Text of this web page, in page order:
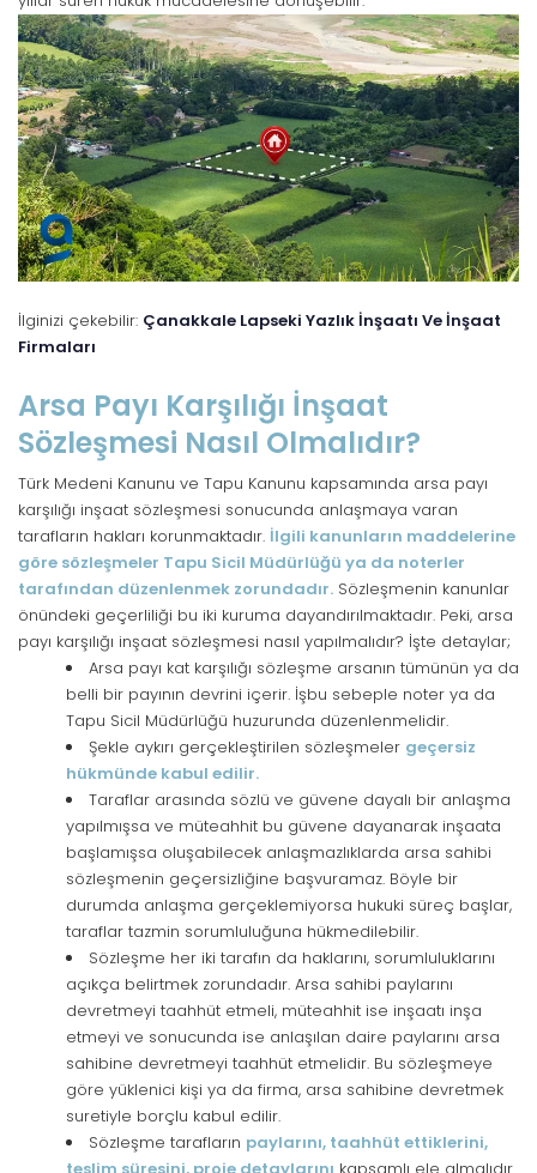
İlginizi çekebilir: Çanakkale Lapseki Yazlık İnşaatı Ve İnşaat
Firmaları
Arsa Payı Karşılığı İnşaat
Sözleşmesi Nasıl Olmalıdır?
Türk Medeni Kanunu ve Tapu Kanunu kapsamında arsa payı
karşılığı inşaat sözleşmesi sonucunda anlaşmaya varan
tarafların hakları korunmaktadır. İlgili kanunların maddelerine
göre sözleşmeler Tapu Sicil Müdürlüğü ya da noterler
tarafından düzenlenmek zorundadır. Sözleşmenin kanunlar
önündeki geçerliliği bu iki kuruma dayandırılmaktadır. Peki, arsa
payı karşılığı inşaat sözleşmesi nasıl yapılmalıdır? İşte detaylar;
Arsa payı kat karşılığı sözleşme arsanın tümünün ya da
belli bir payının devrini içerir. İşbu sebeple noter ya da
Tapu Sicil Müdürlüğü huzurunda düzenlenmelidir.
Şekle aykırı gerçekleştirilen sözleşmeler geçersiz
hükmünde kabul edilir.
Taraflar arasında sözlü ve güvene dayalı bir anlaşma
yapılmışsa ve müteahhit bu güvene dayanarak inşaata
başlamışsa oluşabilecek anlaşmazlıklarda arsa sahibi
sözleşmenin geçersizliğine başvuramaz. Böyle bir
durumda anlaşma gerçeklemiyorsa hukuki süreç başlar,
taraflar tazmin sorumluluğuna hükmedilebilir.
Sözleşme her iki tarafın da haklarını, sorumluluklarını
açıkça belirtmek zorundadır. Arsa sahibi paylarını
devretmeyi taahhüt etmeli, müteahhit ise inşaatı inşa
etmeyi ve sonucunda ise anlaşılan daire paylarını arsa
sahibine devretmeyi taahhüt etmelidir. Bu sözleşmeye
göre yüklenici kişi ya da firma, arsa sahibine devretmek
suretiyle borçlu kabul edilir.
Sözleşme tarafların paylarını, taahhüt ettiklerini,